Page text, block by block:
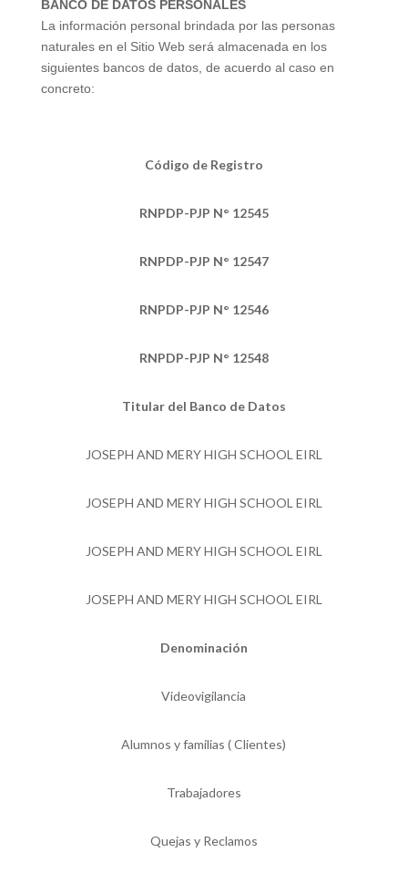
BANCO DE DATOS PERSONALES
La información personal brindada por las personas
naturales en el Sitio Web será almacenada en los
siguientes bancos de datos, de acuerdo al caso en
concreto:
Código de Registro
RNPDP-PJP N° 12545
RNPDP-PJP N° 12547
RNPDP-PJP N° 12546
RNPDP-PJP N° 12548
Titular del Banco de Datos
JOSEPH AND MERY HIGH SCHOOL EIRL
JOSEPH AND MERY HIGH SCHOOL EIRL
JOSEPH AND MERY HIGH SCHOOL EIRL
JOSEPH AND MERY HIGH SCHOOL EIRL
Denominación
Videovigilancia
Alumnos y familias ( Clientes)
Trabajadores
Quejas y Reclamos